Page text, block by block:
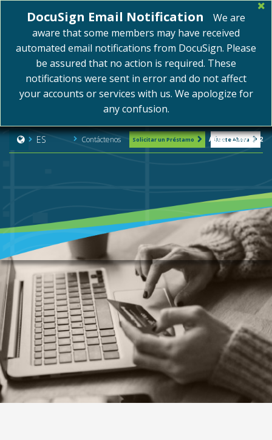
DocuSign Email Notification
We are
aware that some members may have received
automated email notifications from DocuSign. Please
be assured that no action is required. These
notifications were sent in error and do not affect
your accounts or services with us. We apologize for
any confusion.
ES Contáctenos Solicitar un Préstamo Únete Ahora
ABA#: 254075072